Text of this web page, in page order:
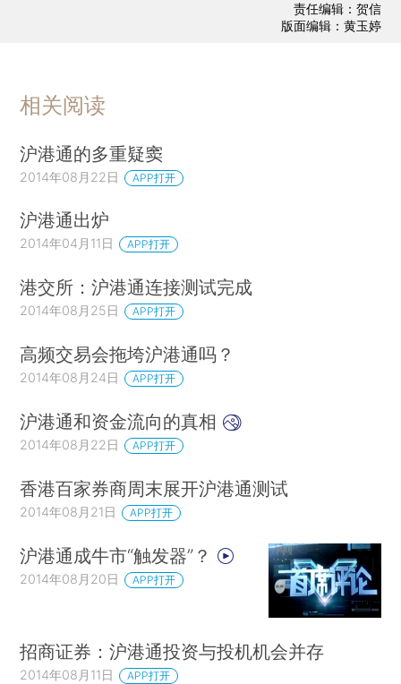
责任编辑：贺信
版面编辑：黄玉婷
相关阅读
沪港通的多重疑窦
2014年08月22日 APP打开
沪港通出炉
2014年04月11日 APP打开
港交所：沪港通连接测试完成
2014年08月25日 APP打开
高频交易会拖垮沪港通吗？
2014年08月24日 APP打开
沪港通和资金流向的真相
2014年08月22日 APP打开
香港百家券商周末展开沪港通测试
2014年08月21日 APP打开
沪港通成牛市“触发器”？
2014年08月20日 APP打开
招商证券：沪港通投资与投机机会并存
2014年08月11日 APP打开